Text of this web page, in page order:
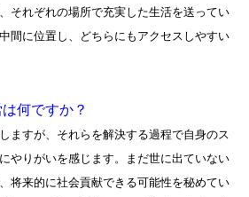
それぞれの場所で充実した生活を送ってい
間に位置し、どちらにもアクセスしやすい
何ですか？
ますが、それらを解決する過程で自身のス
やりがいを感じます。まだ世に出ていない
将来的に社会貢献できる可能性を秘めてい